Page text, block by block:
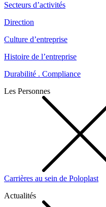
Secteurs d’activités
Direction
Culture d’entreprise
Histoire de l’entreprise
Durabilité . Compliance
Les Personnes
Carrières au sein de Poloplast
Actualités